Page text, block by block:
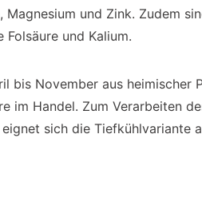
und Zink. Zudem
Folsäure und Kalium.
bis November aus heimischer
im Handel. Zum Verarbeiten
sich die Tiefkühlvariante